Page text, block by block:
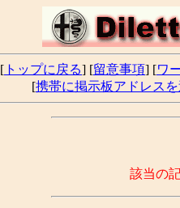
[ トップに戻る] [留意事項] [ワ
[携帯に掲示板アドレス
該当の